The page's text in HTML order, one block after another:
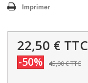
Imprimer
22,50 € TTC
-50% 45,00 €TTC